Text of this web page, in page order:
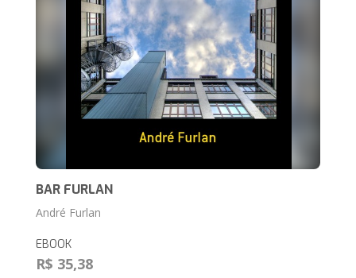
BAR FURLAN
André Furlan
EBOOK
R$ 35,38